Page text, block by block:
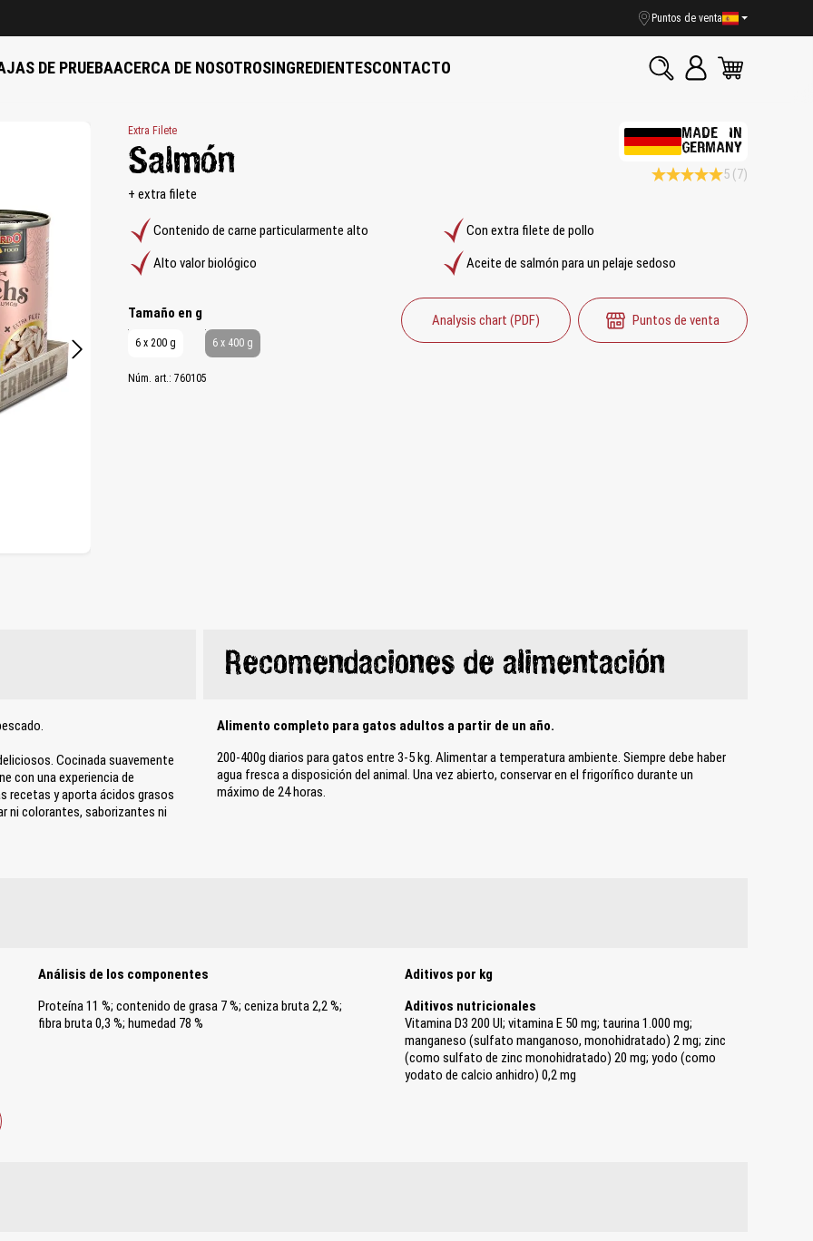
Puntos de venta
DE PRUEBAACERCA DE NOSOTROSINGREDIENTESCONTACTO
Extra Filete
Salmón
+ extra filete
MADE IN
GERMANY
5 (7)
Contenido de carne particularmente alto
Con extra filete de pollo
Alto valor biológico
Aceite de salmón para un pelaje sedoso
Tamaño en gauswählen
6 x 200 g 6 x 400 g
Núm. art.: 760105
Analysis chart (PDF) Puntos de venta
Cocinada suavemente
con una experiencia de
recetas y aporta ácidos grasos
ni colorantes, saborizantes ni
Recomendaciones de alimentación
Alimento completo para gatos adultos a partir de un año.
200-400g diarios para gatos entre 3-5 kg. Alimentar a temperatura ambiente. Siempre debe haber
agua fresca a disposición del animal. Una vez abierto, conservar en el frigorífico durante un
máximo de 24 horas.
Análisis de los componentes
Proteína 11 %; contenido de grasa 7 %; ceniza bruta 2,2 %;
fibra bruta 0,3 %; humedad 78 %
Aditivos por kg
Aditivos nutricionales
Vitamina D3 200 UI; vitamina E 50 mg; taurina 1.000 mg;
manganeso (sulfato manganoso, monohidratado) 2 mg; zinc
(como sulfato de zinc monohidratado) 20 mg; yodo (como
yodato de calcio anhidro) 0,2 mg